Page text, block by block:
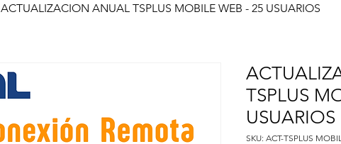
ACTUALIZACION ANUAL TSPLUS MOBILE WEB - 25 USUARIOS
TSPLUS
USUARIOS
SKU: ACT-TSPLUS